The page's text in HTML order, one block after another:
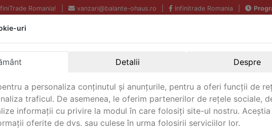
Romania! vanzari@balante-ohaus.ro Infinitrade Romania
Echipamente profesionale
pentru laborator.
Garantie Internationala.
uri
Detalii Despre
a personaliza conținutul și anunțurile, pentru a oferi funcții de
traficul. De asemenea, le oferim partenerilor de rețele sociale,
informații cu privire la modul în care folosiți site-ul nostru.
oferite de dvs. sau culese în urma folosirii serviciilor lor.